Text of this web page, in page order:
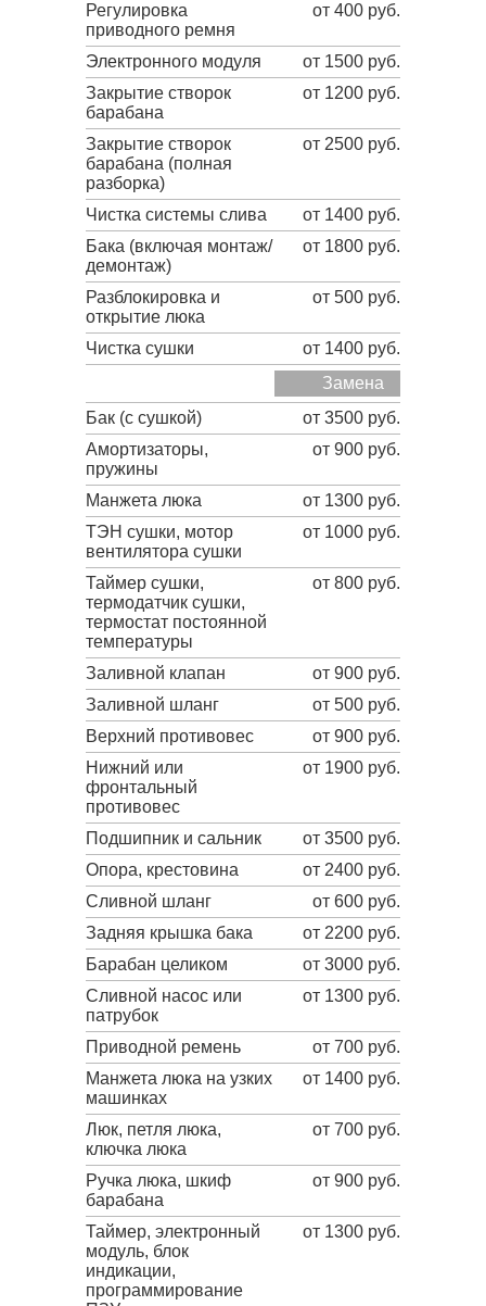
Регулировка
приводного ремня
от 400 руб.
Электронного модуля
от 1500 руб.
Закрытие створок
барабана
от 1200 руб.
Закрытие створок
барабана (полная
разборка)
от 2500 руб.
Чистка системы слива
от 1400 руб.
Бака (включая монтаж/
демонтаж)
от 1800 руб.
Разблокировка и
открытие люка
от 500 руб.
Чистка сушки
от 1400 руб.
Замена
Бак (с сушкой)
от 3500 руб.
Амортизаторы,
пружины
от 900 руб.
Манжета люка
от 1300 руб.
ТЭН сушки, мотор
вентилятора сушки
от 1000 руб.
Таймер сушки,
термодатчик сушки,
термостат постоянной
температуры
от 800 руб.
Заливной клапан
от 900 руб.
Заливной шланг
от 500 руб.
Верхний противовес
от 900 руб.
Нижний или
фронтальный
противовес
от 1900 руб.
Подшипник и сальник
от 3500 руб.
Опора, крестовина
от 2400 руб.
Сливной шланг
от 600 руб.
Задняя крышка бака
от 2200 руб.
Барабан целиком
от 3000 руб.
Сливной насос или
патрубок
от 1300 руб.
Приводной ремень
от 700 руб.
Манжета люка на узких
машинках
от 1400 руб.
Люк, петля люка,
ключка люка
от 700 руб.
Ручка люка, шкиф
барабана
от 900 руб.
Таймер, электронный
модуль, блок
индикации,
программирование
от 1300 руб.